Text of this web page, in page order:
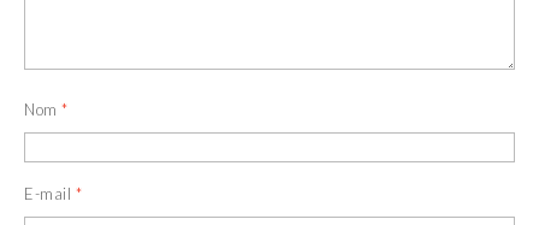
Nom *
E-mail *